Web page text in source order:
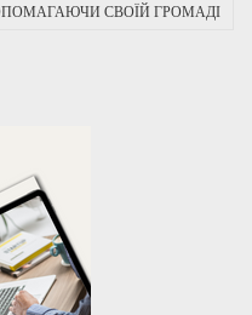
СВОЇЙ ГРОМАДІ